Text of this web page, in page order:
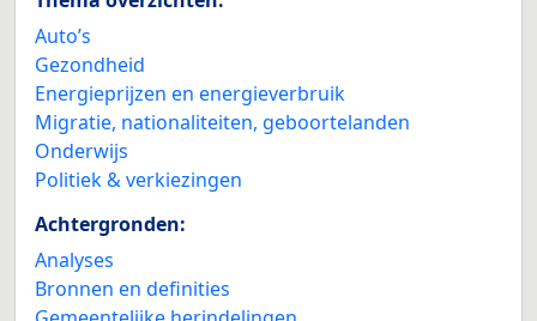
Auto’s
Gezondheid
Energieprijzen en energieverbruik
Migratie, nationaliteiten, geboortelanden
Onderwijs
Politiek & verkiezingen
Achtergronden:
Analyses
Bronnen en definities